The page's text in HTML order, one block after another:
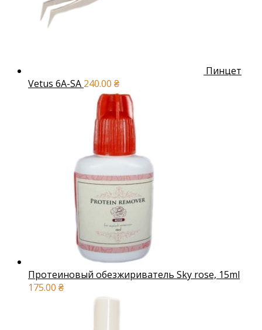
Пинцет
Vetus 6A-SA 240.00 ₴
Протеиновый обезжириватель Sky rose, 15ml
175.00 ₴